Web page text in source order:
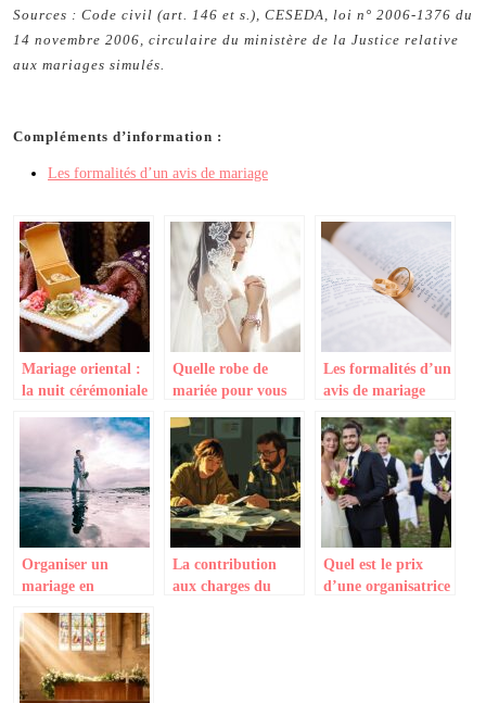
Sources : Code civil (art. 146 et s.), CESEDA, loi n° 2006-1376 du
14 novembre 2006, circulaire du ministère de la Justice relative
aux mariages simulés.
Compléments d’information :
Les formalités d’un avis de mariage
Mariage oriental :
la nuit cérémoniale
Quelle robe de
mariée pour vous
jour de votre
mariage ?
Les formalités d’un
avis de mariage
Organiser un
mariage en
conseils
La contribution
aux charges du
Quel est le prix
d’une organisatrice